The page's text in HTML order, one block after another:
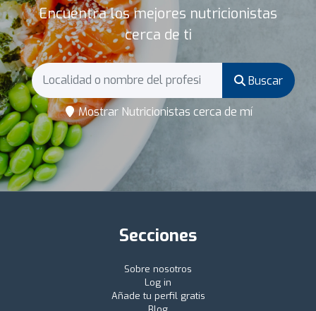
Encuentra los mejores nutricionistas
cerca de ti
Buscar
Mostrar Nutricionistas cerca de mí
Secciones
Sobre nosotros
Log in
Añade tu perfil gratis